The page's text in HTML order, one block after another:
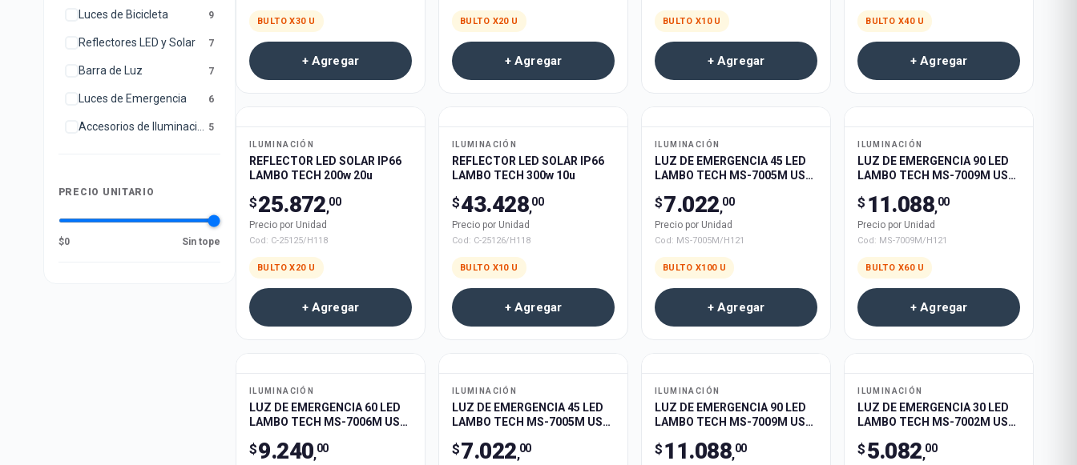
Luces de Bicicleta 9
Reflectores LED y Solar 7
Barra de Luz 7
Luces de Emergencia 6
5
PRECIO UNITARIO
$0 Sin tope
BULTO X30 U
+ Agregar
BULTO X20 U
+ Agregar
BULTO X10 U
+ Agregar
BULTO X40 U
+ Agregar
ILUMINACIÓN
REFLECTOR LED SOLAR IP66
LAMBO TECH 200w 20u
$25.872,00
Precio por Unidad
Cod: C-25125/H118
BULTO X20 U
+ Agregar
ILUMINACIÓN
REFLECTOR LED SOLAR IP66
LAMBO TECH 300w 10u
$43.428,00
Precio por Unidad
Cod: C-25126/H118
BULTO X10 U
+ Agregar
ILUMINACIÓN
LUZ DE EMERGENCIA 45 LED
LAMBO TECH MS-7005M USB
$7.022,00
Precio por Unidad
Cod: MS-7005M/H121
BULTO X100 U
+ Agregar
ILUMINACIÓN
LUZ DE EMERGENCIA 90 LED
LAMBO TECH MS-7009M USB
$ 11.088,00
Precio por Unidad
Cod: MS-7009M/H121
BULTO X60 U
+ Agregar
ILUMINACIÓN
LUZ DE EMERGENCIA 60 LED
LAMBO TECH MS-7006M USB
$9.240,00
ILUMINACIÓN
LUZ DE EMERGENCIA 45 LED
LAMBO TECH MS-7005M USB
$7.022,00
ILUMINACIÓN
LUZ DE EMERGENCIA 90 LED
LAMBO TECH MS-7009M USB
$ 11.088,00
ILUMINACIÓN
LUZ DE EMERGENCIA 30 LED
LAMBO TECH MS-7002M USB
$ 5.082,00